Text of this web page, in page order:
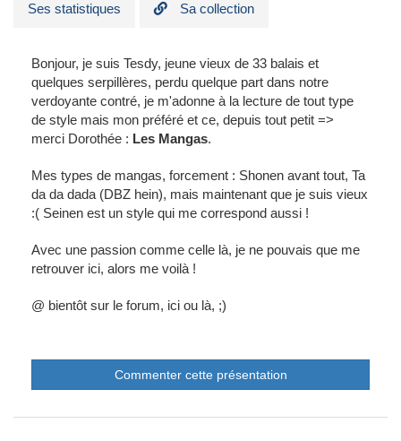
Ses statistiques Sa collection
Bonjour, je suis Tesdy, jeune vieux de 33 balais et
quelques serpillères, perdu quelque part dans notre
verdoyante contré, je m'adonne à la lecture de tout type
de style mais mon préféré et ce, depuis tout petit =>
merci Dorothée : Les Mangas.
Mes types de mangas, forcement : Shonen avant tout, Ta
da da dada (DBZ hein), mais maintenant que je suis vieux
:( Seinen est un style qui me correspond aussi !
Avec une passion comme celle là, je ne pouvais que me
retrouver ici, alors me voilà !
@ bientôt sur le forum, ici ou là, ;)
Commenter cette présentation